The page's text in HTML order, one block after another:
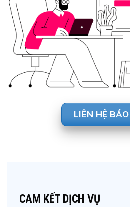
LIÊN HỆ
CAM KẾT DỊCH VỤ